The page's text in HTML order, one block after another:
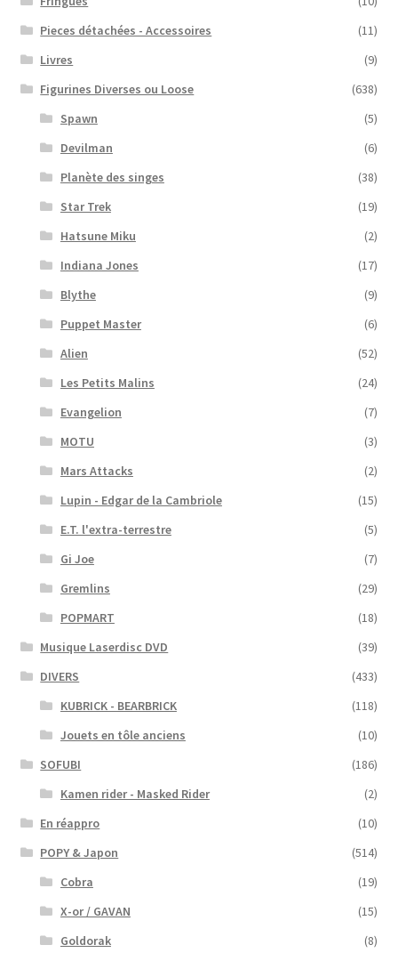
Pieces détachées - Accessoires
(11)
Livres
(9)
Figurines Diverses ou Loose
(638)
Spawn
(5)
Devilman
(6)
Planète des singes
(38)
Star Trek
(19)
Hatsune Miku
(2)
Indiana Jones
(17)
Blythe
(9)
Puppet Master
(6)
Alien
(52)
Les Petits Malins
(24)
Evangelion
(7)
MOTU
(3)
Mars Attacks
(2)
Lupin - Edgar de la Cambriole
(15)
E.T. l'extra-terrestre
(5)
Gi Joe
(7)
Gremlins
(29)
POPMART
(18)
Musique Laserdisc DVD
(39)
DIVERS
(433)
KUBRICK - BEARBRICK
(118)
Jouets en tôle anciens
(10)
SOFUBI
(186)
Kamen rider - Masked Rider
(2)
En réappro
(10)
POPY & Japon
(514)
Cobra
(19)
X-or / GAVAN
(15)
Goldorak
(8)